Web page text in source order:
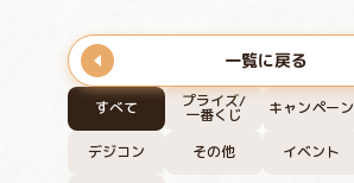
すべて プライズ/
一番くじ キャンペーン
デジコン その他 イベント
一覧に戻る